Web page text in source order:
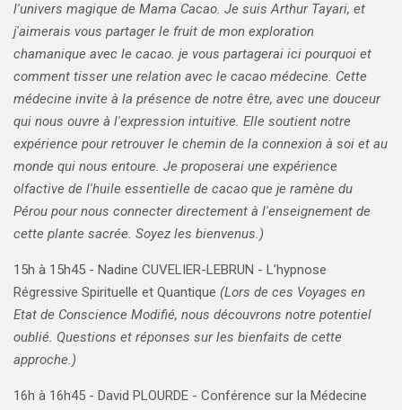
l'univers magique de Mama Cacao. Je suis Arthur Tayari, et
j'aimerais vous partager le fruit de mon exploration
chamanique avec le cacao. je vous partagerai ici pourquoi et
comment tisser une relation avec le cacao médecine. Cette
médecine invite à la présence de notre être, avec une douceur
qui nous ouvre à l'expression intuitive. Elle soutient notre
expérience pour retrouver le chemin de la connexion à soi et au
monde qui nous entoure. Je proposerai une expérience
olfactive de l'huile essentielle de cacao que je ramène du
Pérou pour nous connecter directement à l'enseignement de
cette plante sacrée. Soyez les bienvenus.)
15h à 15h45 - Nadine CUVELIER-LEBRUN - L’hypnose
Régressive Spirituelle et Quantique (Lors de ces Voyages en
Etat de Conscience Modifié, nous découvrons notre potentiel
oublié. Questions et réponses sur les bienfaits de cette
approche.)
16h à 16h45 - David PLOURDE - Conférence sur la Médecine